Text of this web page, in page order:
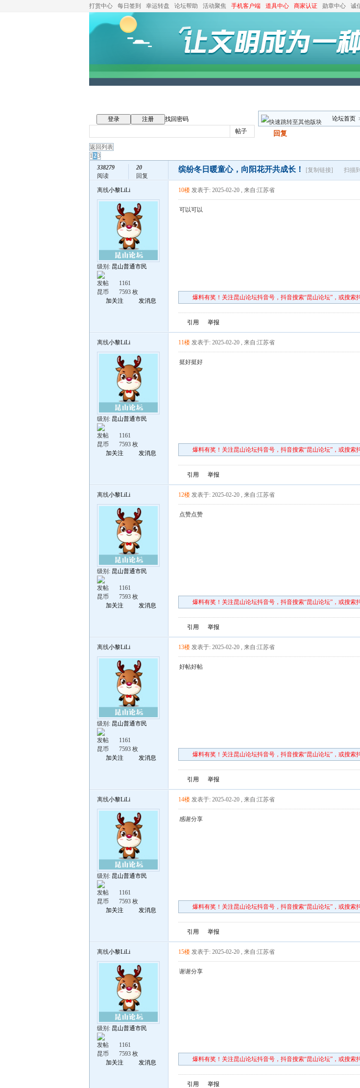
打赏中心 每日签到 幸运转盘 论坛帮助 活动聚焦 手机客户端 道具中心 商家认证 勋章中心 诚
登录 注册
找回密码
帖子
论坛首页
回复
返回列表
1 23
338279
阅读
20
回复
缤纷冬日暖童心，向阳花开共成长！ [复制链接] 扫描
离线小黎LiLi
级别: 昆山普通市民
发帖
1161
昆币
7593 枚
加关注
发消息
10楼 发表于: 2025-02-20 , 来自:江苏省
可以可以
爆料有奖！关注昆山论坛抖音号，抖音搜索“昆山论坛”，或搜索
引用 举报
离线小黎LiLi
级别: 昆山普通市民
发帖
1161
昆币
7593 枚
加关注
发消息
11楼 发表于: 2025-02-20 , 来自:江苏省
挺好挺好
爆料有奖！关注昆山论坛抖音号，抖音搜索“昆山论坛”，或搜索
引用 举报
离线小黎LiLi
级别: 昆山普通市民
发帖
1161
昆币
7593 枚
加关注
发消息
12楼 发表于: 2025-02-20 , 来自:江苏省
点赞点赞
爆料有奖！关注昆山论坛抖音号，抖音搜索“昆山论坛”，或搜索
引用 举报
离线小黎LiLi
级别: 昆山普通市民
发帖
1161
昆币
7593 枚
加关注
发消息
13楼 发表于: 2025-02-20 , 来自:江苏省
好帖好帖
爆料有奖！关注昆山论坛抖音号，抖音搜索“昆山论坛”，或搜索
引用 举报
离线小黎LiLi
级别: 昆山普通市民
发帖
1161
昆币
7593 枚
加关注
发消息
14楼 发表于: 2025-02-20 , 来自:江苏省
感谢分享
爆料有奖！关注昆山论坛抖音号，抖音搜索“昆山论坛”，或搜索
引用 举报
离线小黎LiLi
级别: 昆山普通市民
发帖
1161
昆币
7593 枚
加关注
发消息
15楼 发表于: 2025-02-20 , 来自:江苏省
谢谢分享
爆料有奖！关注昆山论坛抖音号，抖音搜索“昆山论坛”，或搜索
引用 举报